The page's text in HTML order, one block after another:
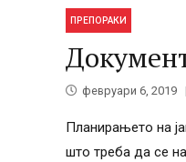
ПРЕПОРАКИ
февруари 6, 2019
Планирањето на
што треба да се